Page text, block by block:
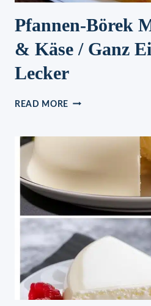
Pfannen-Börek
& Käse / Ganz
Lecker
READ MORE PFANNEN-
KARTOFFELN
GANZ
EINFACH
&
LECKER